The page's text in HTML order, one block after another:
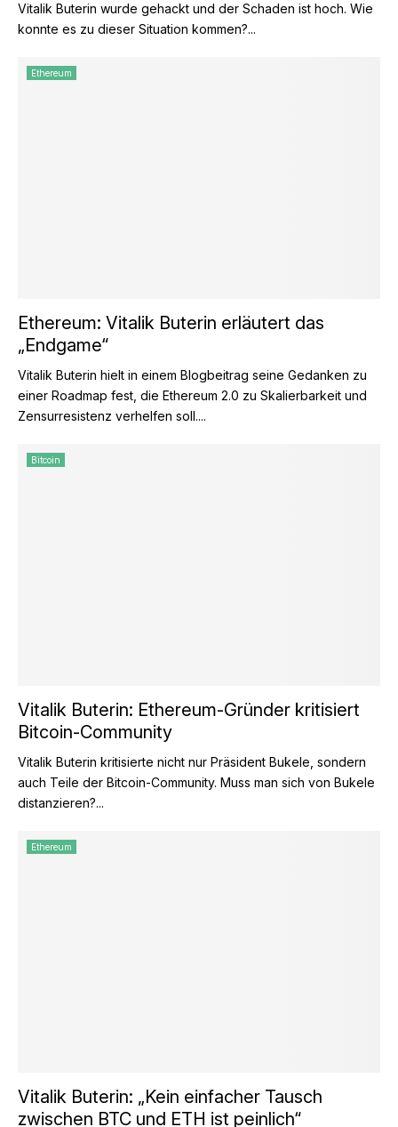
Vitalik Buterin wurde gehackt und der Schaden ist hoch. Wie
konnte es zu dieser Situation kommen?...
Ethereum
Ethereum: Vitalik Buterin erläutert das
„Endgame“
Vitalik Buterin hielt in einem Blogbeitrag seine Gedanken zu
einer Roadmap fest, die Ethereum 2.0 zu Skalierbarkeit und
Zensurresistenz verhelfen soll....
Bitcoin
Vitalik Buterin: Ethereum-Gründer kritisiert
Bitcoin-Community
Vitalik Buterin kritisierte nicht nur Präsident Bukele, sondern
auch Teile der Bitcoin-Community. Muss man sich von Bukele
distanzieren?...
Ethereum
Vitalik Buterin: „Kein einfacher Tausch
zwischen BTC und ETH ist peinlich“